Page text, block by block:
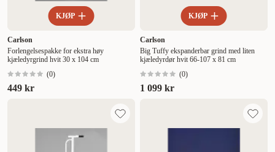
KJØP
Carlson
Forlengelsespakke for ekstra høy
kjæledyrgrind hvit 30 x 104 cm
(0)
449 kr
KJØP
Carlson
Big Tuffy ekspanderbar grind med liten
kjæledyrdør hvit 66-107 x 81 cm
(0)
1 099 kr